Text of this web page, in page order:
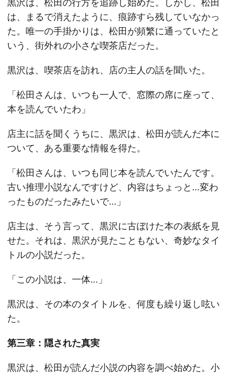
黒沢は、松田の行方を追跡し始めた。しかし、松田
は、まるで消えたように、痕跡すら残していなかっ
た。唯一の手掛かりは、松田が頻繁に通っていたと
いう、街外れの小さな喫茶店だった。
黒沢は、喫茶店を訪れ、店の主人の話を聞いた。
「松田さんは、いつも一人で、窓際の席に座って、
本を読んでいたわ」
店主に話を聞くうちに、黒沢は、松田が読んだ本に
ついて、ある重要な情報を得た。
「松田さんは、いつも同じ本を読んでいたんです。
古い推理小説なんですけど、内容はちょっと…変わ
ったものだったみたいで…」
店主は、そう言って、黒沢に古ぼけた本の表紙を見
せた。それは、黒沢が見たこともない、奇妙なタイ
トルの小説だった。
「この小説は、一体…」
黒沢は、その本のタイトルを、何度も繰り返し呟い
た。
第三章：隠された真実
黒沢は、松田が読んだ小説の内容を調べ始めた。小